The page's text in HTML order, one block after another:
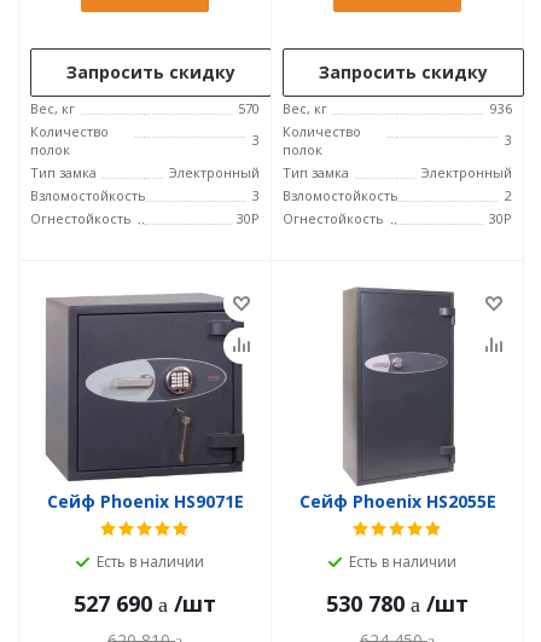
Запросить скидку
Вес, кг
570
Количество
полок
3
Тип замка
Электронный
Взломостойкость
3
Огнестойкость
30P
Запросить скидку
Вес, кг
936
Количество
полок
3
Тип замка
Электронный
Взломостойкость
2
Огнестойкость
30P
Сейф Phoenix HS9071E
Есть в наличии
527 690 /шт
Сейф Phoenix HS2055E
Есть в наличии
530 780 /шт